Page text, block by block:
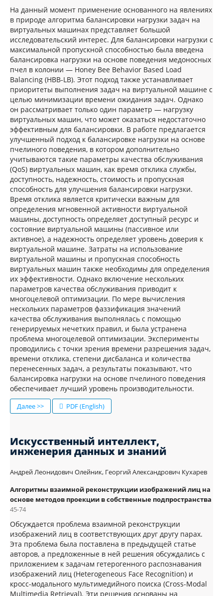
На данный момент применение основанного на явлениях
в природе алгоритма балансировки нагрузки задач на
виртуальных машинах представляет большой
исследовательский интерес. Для балансировки нагрузки с
максимальной пропускной способностью была введена
балансировка нагрузки на основе поведения медоносных
пчел в колонии — Honey Bee Behavior Based Load
Balancing (HBB-LB). Этот подход также устанавливает
приоритеты выполнения задач на виртуальной машине с
целью минимизации времени ожидания задач. Однако
он рассматривает только один параметр — нагрузку
виртуальных машин, что может оказаться недостаточно
эффективным для балансировки. В работе предлагается
улучшенный подход к балансировке нагрузки на основе
пчелиного поведения, в котором дополнительно
учитываются такие параметры качества обслуживания
(QoS) виртуальных машин, как время отклика службы,
доступность, надежность, стоимость и пропускная
способность для улучшения балансировки нагрузки.
Время отклика является критически важным для
определения мгновенной активности виртуальной
машины, доступность определяет доступный ресурс и
состояние виртуальной машины (пассивное или
активное), а надежность определяет уровень доверия к
виртуальной машине. Затраты на использование
виртуальной машины и пропускная способность
виртуальных машин также необходимы для определения
их эффективности. Однако включение нескольких
параметров качества обслуживания приводит к
многоцелевой оптимизации. По мере вычисления
нескольких параметров фаззификация значений
качества обслуживания выполнялась с помощью
генерируемых нечетких правил, и была устранена
проблема многоцелевой оптимизации. Эксперименты
проводились с точки зрения времени разрешения задач,
времени отклика, степени дисбаланса и количества
перенесенных задач, а результаты показывают, что
балансировка нагрузки на основе пчелиного поведения
обеспечивает лучший уровень производительности.
Далее >> PDF (English)
Искусственный интеллект,
инженерия данных и знаний
Андрей Леонидович Олейник, Георгий Александрович Кухарев
Алгоритмы взаимной реконструкции изображений лиц на
основе методов проекции в собственные подпространства
45-74
Обсуждается проблема взаимной реконструкции
изображений лиц в соответствующих друг другу парах.
Эта проблема была поставлена в предыдущей статье
авторов, а предложенные в ней решения обсуждались с
приложением к задачам гетерогенного распознавания
изображений лиц (Heterogeneous Face Recognition) и
кросс-модального мультимедийного поиска (Cross-Modal
Multimedia Retrieval). Эти решения основаны на